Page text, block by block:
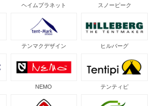
ヘイムプラネット スノーピーク
テンマクデザイン ヒルバーグ
NEMO テンティピ